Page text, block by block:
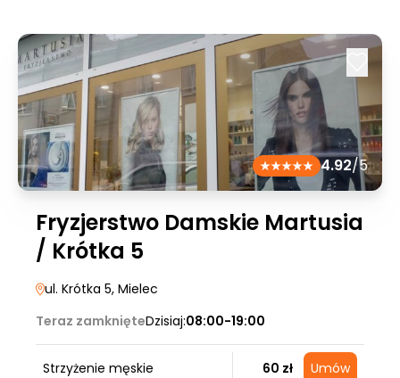
4.92/5
Fryzjerstwo Damskie Martusia
/ Krótka 5
ul. Krótka 5, Mielec
Teraz zamknięteDzisiaj:08:00-19:00
Strzyżenie męskie 60 zł Umów